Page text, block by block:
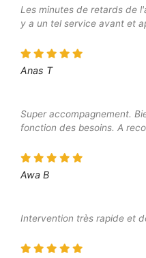
Les minutes de retards de
y a un tel service avant et
Anas T
Super accompagnement.
fonction des besoins. A
Awa B
Intervention très rapide et